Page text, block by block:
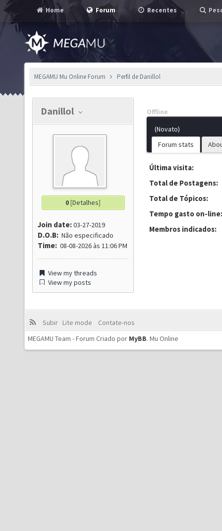
Home Forum Recentes
MEGAMU Mu Online Forum Perfil de Danillol
Danillol
0[Detalhes]
Join date:03-27-2019
D.O.B: Não especificado
Time: 08-08-2026 às 11:06 PM
View my threads
View my posts
Offline
(Novato)
Forum stats
Última visita:
Total de Postagens:
Total de Tópicos:
Tempo gasto on-line:
Membros indicados:
Subir Lite mode
Contate-nos
MEGAMU Team - Forum Criado por MyBB. Mu Online